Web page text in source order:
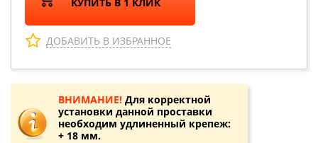
ДОБАВИТЬ В ИЗБРАННОЕ
ВНИМАНИЕ! Для корректной
установки данной проставки
необходим удлиненный крепеж:
+ 18 мм.